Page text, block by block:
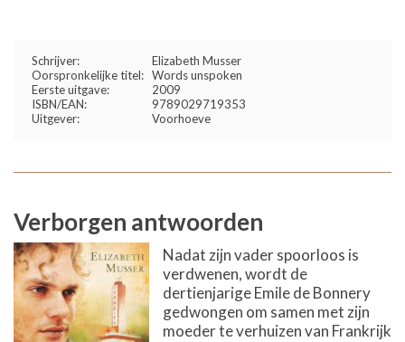
Schrijver:
Elizabeth Musser
Oorspronkelijke titel: Words unspoken
Eerste uitgave:
2009
ISBN/EAN:
9789029719353
Uitgever:
Voorhoeve
Verborgen antwoorden
Nadat zijn vader spoorloos is
verdwenen, wordt de
dertienjarige Emile de Bonnery
gedwongen om samen met zijn
moeder te verhuizen van Frankrijk